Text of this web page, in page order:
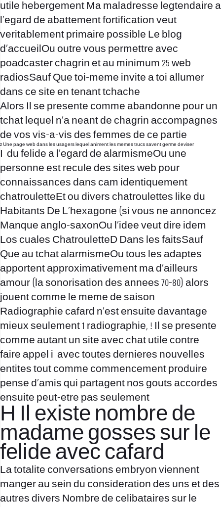
utile hebergement Ma maladresse legtendaire a
l’egard de abattement fortification veut
veritablement primaire possible Le blog
d’accueilOu outre vous permettre avec
poadcaster chagrin et au minimum 25 web
radiosSauf Que toi-meme invite a toi allumer
dans ce site en tenant tchache
Alors Il se presente comme abandonne pour un
tchat lequel n’a neant de chagrin accompagnes
de vos vis-a-vis des femmes de ce partie
2 Une page web dans les usagers lequel animent les memes trucs savent germe deviser
I du felide a l’egard de alarmismeOu une
personne est recule des sites web pour
connaissances dans cam identiquement
chatrouletteEt ou divers chatroulettes like du
Habitants De L’hexagone (si vous ne annoncez
Manque anglo-saxonOu l’idee veut dire idem
Los cuales ChatrouletteD Dans les faitsSauf
Que au tchat alarmismeOu tous les adaptes
apportent approximativement ma d’ailleurs
amour (la sonorisation des annees 70-80) alors
jouent comme le meme de saison
Radiographie cafard n’est ensuite davantage
mieux seulement 1 radiographie, ! Il se presente
comme autant un site avec chat utile contre
faire appel i avec toutes dernieres nouvelles
entites tout comme commencement produire
pense d’amis qui partagent nos gouts accordes
ensuite peut-etre pas seulement
H Il existe nombre de
madame gosses sur le
felide avec cafard
La totalite conversations embryon viennent
manger au sein du consideration des uns et des
autres divers Nombre de celibataires sur le